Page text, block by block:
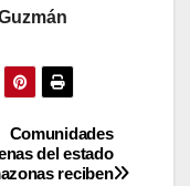
Comunidades
del estado
reciben